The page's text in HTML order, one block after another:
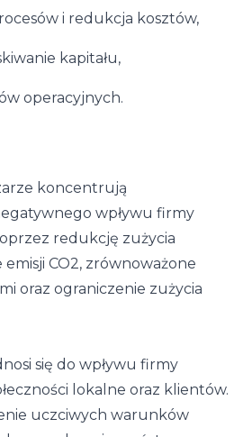
i redukcja kosztów,
kapitału,
operacyjnych.
koncentrują
wpływu firmy
redukcję zużycia
CO2, zrównoważone
oraz ograniczenie zużycia
się do wpływu firmy
lokalne oraz klientów.
uczciwych warunków